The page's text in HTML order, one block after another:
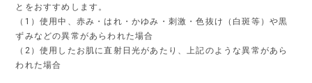
とをおすすめします。
（1）使用中、赤み・はれ・かゆみ・刺激・色抜け（白斑等）や黒
ずみなどの異常があらわれた場合
（2）使用したお肌に直射日光があたり、上記のような異常があら
われた場合